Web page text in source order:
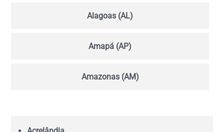
Alagoas (AL)
Amapá (AP)
Amazonas (AM)